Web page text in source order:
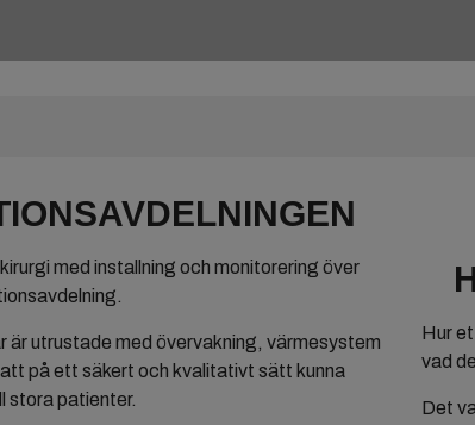
med installning och monitorering över
är utrustade med övervakning, värmesystem
på ett säkert och kvalitativt sätt kunna
stora patienter.
Hur
vad
Det